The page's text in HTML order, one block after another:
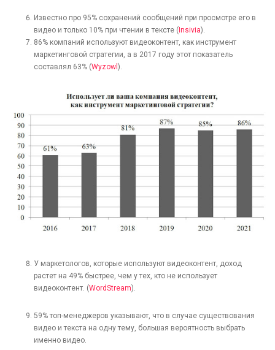
Известно про 95% сохранений сообщений при просмотре его в
видео и только 10% при чтении в тексте (Insivia).
86% компаний используют видеоконтент, как инструмент
маркетинговой стратегии, а в 2017 году этот показатель
составлял 63% (Wyzowl ).
У маркетологов, которые используют видеоконтент, доход
растет на 49% быстрее, чем у тех, кто не использует
видеоконтент. (WordStream).
59% топ-менеджеров указывают, что в случае существования
видео и текста на одну тему, большая вероятность выбрать
именно видео.